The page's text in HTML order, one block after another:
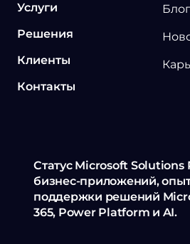
Услуги
Решения
Клиенты
Контакты
Блог
Статус Microsoft Solutions
бизнес-приложений,
поддержки решений
365, Power Platform и AI.